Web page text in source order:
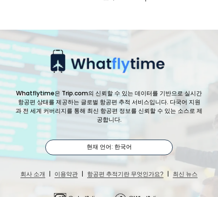
Whatflytime은 Trip.com의 신뢰할 수 있는 데이터를 기반으로 실시간
항공편 상태를 제공하는 글로벌 항공편 추적 서비스입니다. 다국어 지원
과 전 세계 커버리지를 통해 최신 항공편 정보를 신뢰할 수 있는 소스로 제
공합니다.
현재 언어: 한국어
회사 소개 | 이용약관 | 항공편 추적기란 무엇인가요? | 최신 뉴스